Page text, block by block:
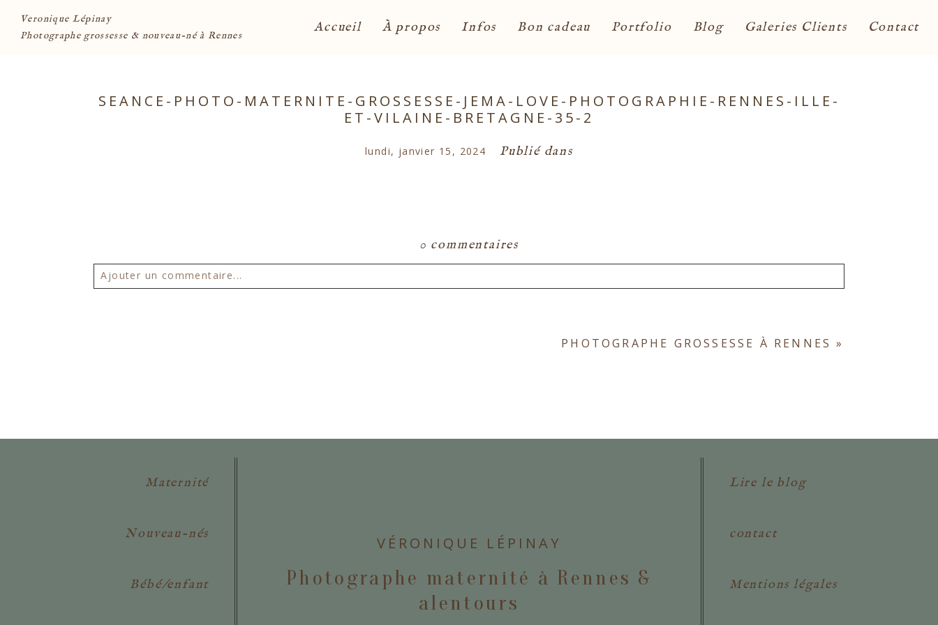
Veronique Lépinay
Photographe grossesse & nouveau-né à Rennes
Accueil À propos Infos Bon cadeau Portfolio Blog Galeries Clients Contact
SEANCE-PHOTO-MATERNITE-GROSSESSE-JEMA-LOVE-PHOTOGRAPHIE-RENNES-ILLE-
ET-VILAINE-BRETAGNE-35-2
lundi, janvier 15, 2024 Publié dans
0 commentaires
Ajouter un commentaire...
PHOTOGRAPHE GROSSESSE À RENNES »
Maternité
Nouveau-nés
Bébé/enfant
VÉRONIQUE LÉPINAY
Photographe maternité à Rennes &
alentours
Lire le blog
contact
Mentions légales